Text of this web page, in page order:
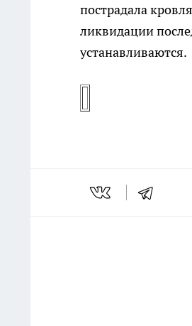
пострадала
ликвидации
устанавливаются.